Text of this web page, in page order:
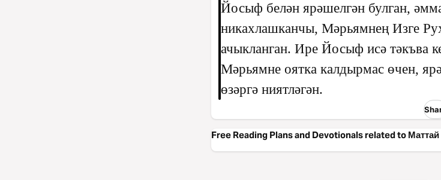
Йосыф белән ярәшелгән булган,
никахлашканчы, Мәрьямнең Изге
ачыкланган. Ире Йосыф исә тәкъва
Мәрьямне оятка калдырмас өчен,
өзәргә ниятләгән.
Free Reading Plans and Devotionals related to Маттай